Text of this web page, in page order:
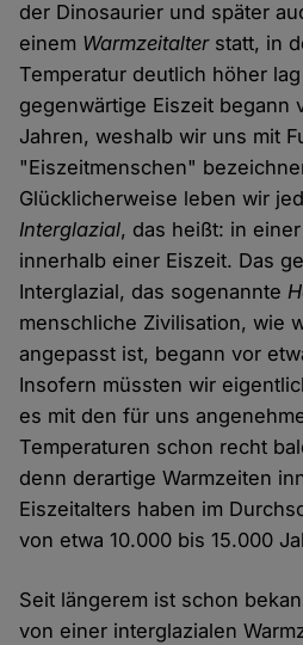
der Dinosaurier und später
einem Warmzeitalterstatt, in
Temperatur deutlich höher
gegenwärtige Eiszeit begann
Jahren, weshalb wir uns mit
"Eiszeitmenschen"
Glücklicherweise leben wir
Interglazial, das heißt: in
innerhalb einer Eiszeit. Das
Interglazial, das sogenannte
menschliche Zivilisation, wie
angepasst ist, begann vor
Insofern müssten wir
es mit den für uns
Temperaturen schon recht
denn derartige Warmzeiten
Eiszeitalters haben im
von etwa 10.000 bis 15.000
Seit längerem ist schon
von einer interglazialen